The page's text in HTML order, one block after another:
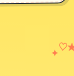
✦♡